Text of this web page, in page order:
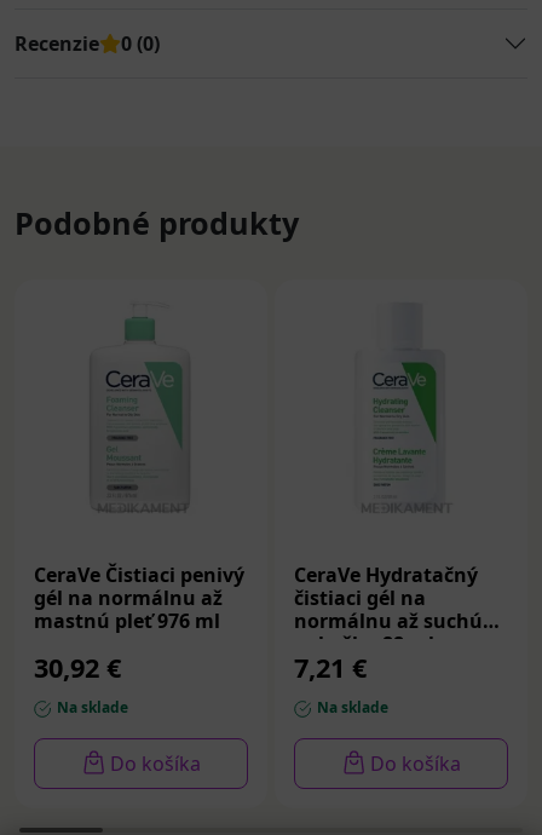
Recenzie 0 (0)
Podobné produkty
CeraVe Čistiaci penivý
gél na normálnu až
mastnú pleť 976 ml
30,92 €
Na sklade
Do košíka
CeraVe Hydratačný
čistiaci gél na
normálnu až suchú
pokožku 88 ml
7,21 €
Na sklade
Do košíka